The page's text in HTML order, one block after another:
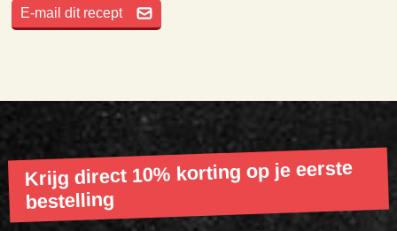
E-mail dit recept
Krijg direct 10% korting op je eerste
bestelling